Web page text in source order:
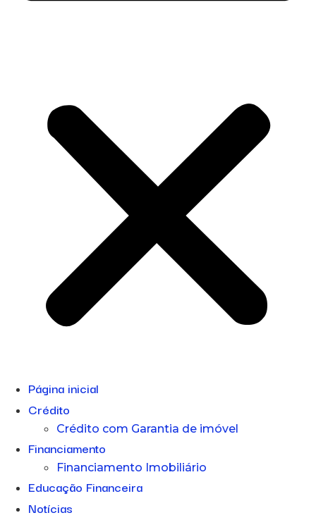
Página inicial
Crédito
Crédito com Garantia de imóvel
Financiamento
Financiamento Imobiliário
Educação Financeira
Notícias